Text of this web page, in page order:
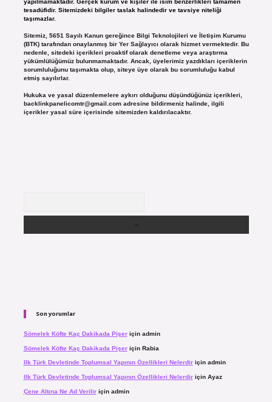
yapılmamaktadır. Gerçek kurum ve kişiler ile isim benzerlikleri tamamen
tesadüfidir. Sitemizdeki bilgiler taslak halindedir ve tavsiye niteliği
taşımazlar.
Sitemiz, 5651 Sayılı Kanun gereğince Bilgi Teknolojileri ve İletişim Kurumu
(BTK) tarafından onaylanmış bir Yer Sağlayıcı olarak hizmet vermektedir. Bu
nedenle, sitedeki içerikleri proaktif olarak denetleme veya araştırma
yükümlülüğümüz bulunmamaktadır. Ancak, üyelerimiz yazdıkları içeriklerin
sorumluluğunu taşımakta olup, siteye üye olarak bu sorumluluğu kabul
etmiş sayılırlar.
Hukuka ve yasal düzenlemelere aykırı olduğunu düşündüğünüz içerikleri,
backlinkpanelicomtr@gmail.comadresine bildirmeniz halinde, ilgili
içerikler yasal süre içerisinde sitemizden kaldırılacaktır.
Son yorumlar
Sömelek Köfte Kaç Dakikada Pişeriçin admin
Sömelek Köfte Kaç Dakikada Pişeriçin Rabia
Ilk Türk Devletinde Toplumsal Yapının Özellikleri Nelerdiriçin admin
Ilk Türk Devletinde Toplumsal Yapının Özellikleri Nelerdiriçin Ayaz
Çene Altına Ne Ad Veriliriçin admin